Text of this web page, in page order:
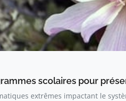
scolaires pour
extrêmes impactant le